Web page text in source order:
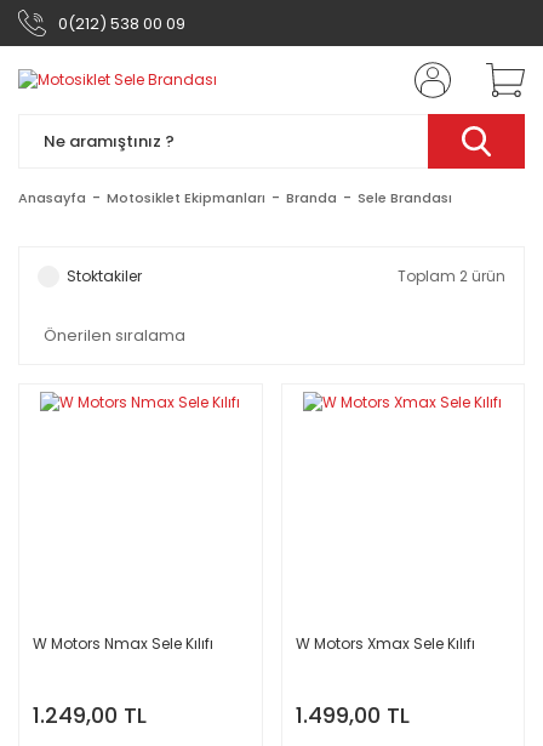
0(212) 538 00 09
Anasayfa Motosiklet Ekipmanları Branda Sele Brandası
Stoktakiler Toplam 2 ürün
W Motors Nmax Sele Kılıfı
1.249,00 TL
W Motors Xmax Sele Kılıfı
1.499,00 TL